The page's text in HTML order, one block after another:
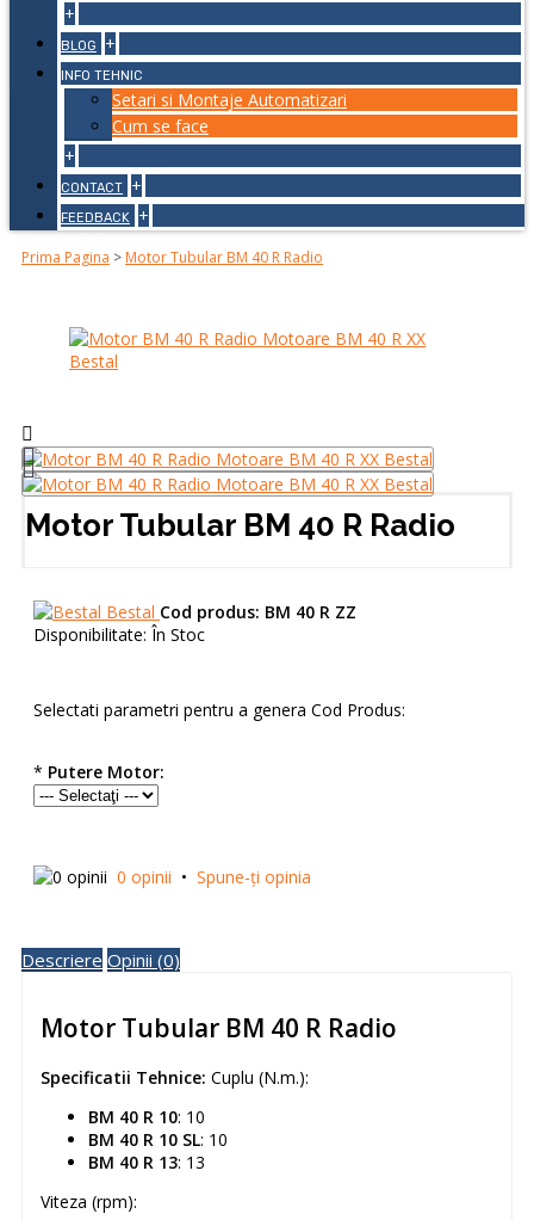
+
BLOG +
INFO TEHNIC
Setari si Montaje Automatizari
Cum se face
+
CONTACT +
FEEDBACK +
Prima Pagina > Motor Tubular BM 40 R Radio
Motor Tubular BM 40 R Radio
Bestal Cod produs: BM 40 R ZZ
Disponibilitate: În Stoc
Selectati parametri pentru a genera Cod Produs:
* Putere Motor:
0 opinii • Spune-ţi opinia
Descriere Opinii (0)
Motor Tubular BM 40 R Radio
Specificatii Tehnice: Cuplu (N.m.):
BM 40 R 10: 10
BM 40 R 10 SL: 10
BM 40 R 13: 13
Viteza (rpm):